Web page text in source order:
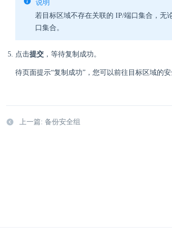
说明
若目标区域不存在关联的 IP/端口集合，无
口集合。
点击提交 ，等待复制成功。
待页面提示“复制成功”，您可以前往目标区域的
上一篇: 备份安全组